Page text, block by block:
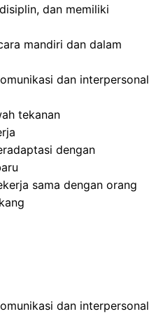
dan memiliki
mandiri dan dalam
dan interpersonal
tekanan
dengan
sama dengan orang
dan interpersonal